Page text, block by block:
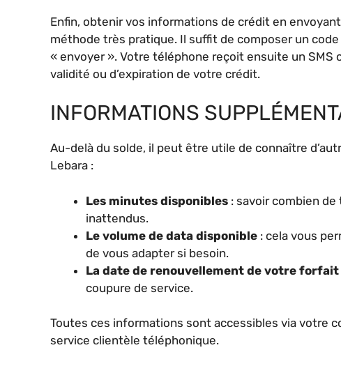
Enfin, obtenir vos informations de crédit en
méthode très pratique. Il suffit de composer un
« envoyer ». Votre téléphone reçoit ensuite un
validité ou d’expiration de votre crédit.
INFORMATIONS
Au-delà du solde, il peut être utile de connaître
Lebara :
Les minutes disponibles : savoir combien de
inattendus.
Le volume de data disponible : cela vous
de vous adapter si besoin.
La date de renouvellement de votre forfait
coupure de service.
Toutes ces informations sont accessibles via votre
service clientèle téléphonique.